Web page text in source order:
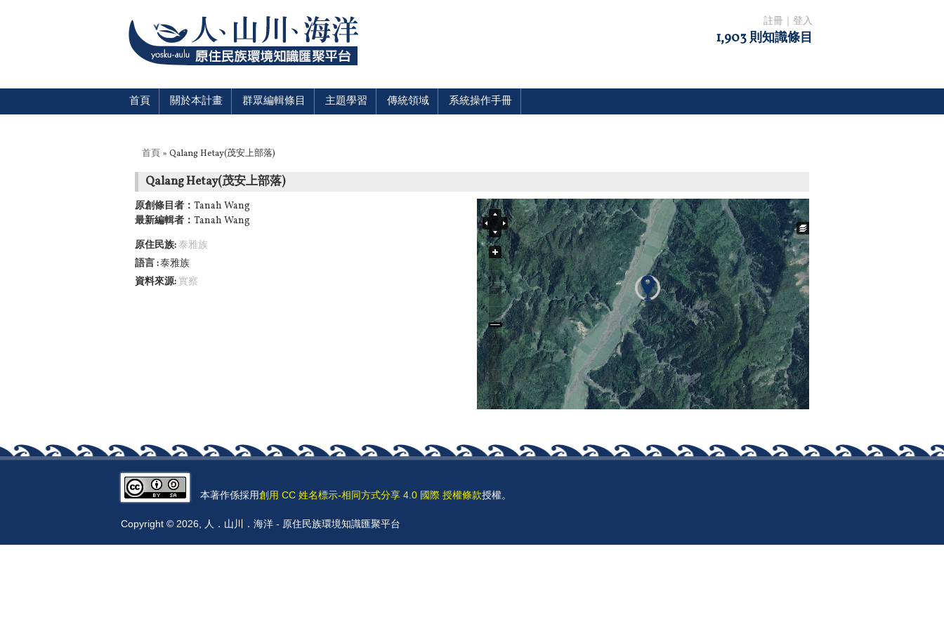
註冊 登入
1,903 則知識條目
首頁 關於本計畫 群眾編輯條目 主題學習 傳統領域 系統操作手冊
您在這裡
首頁 » Qalang Hetay(茂安上部落)
Qalang Hetay(茂安上部落)
原創條目者： Tanah Wang
最新編輯者： Tanah Wang
原住民族: 泰雅族
語言 泰雅族
資料來源: 實察
本著作係採用創用 CC 姓名標示-相同方式分享 4.0 國際 授權條款授權。
Copyright © 2026, 人．山川．海洋 - 原住民族環境知識匯聚平台